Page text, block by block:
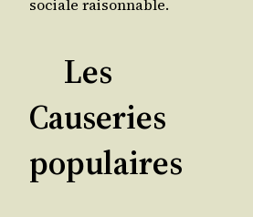
sociale raisonnable.
Les
Causeries
populaires